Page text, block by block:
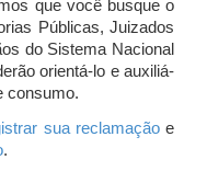
que você busque o
Públicas, Juizados
do Sistema Nacional
orientá-lo e auxiliá-
consumo.
sua reclamaçãoe
.